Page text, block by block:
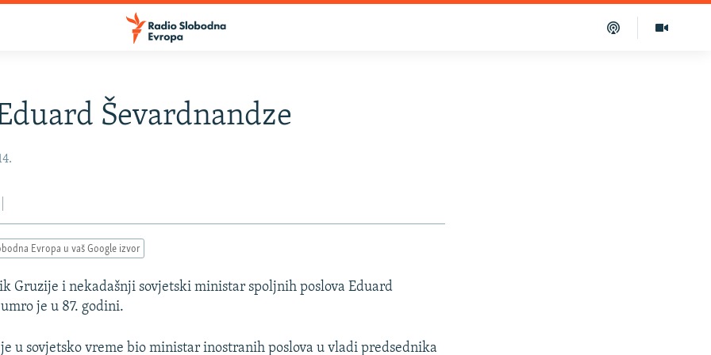
Ševardnandze
Evropa u vaš Google izvor
Gruzije i nekadašnji sovjetski ministar spoljnih poslova Eduard
je u 87. godini.
u sovjetsko vreme bio ministar inostranih poslova u vladi predsednika